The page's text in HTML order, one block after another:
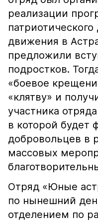
реализации
движения в
предложили
подростков.
«боевое
«клятву» и
участника
в которой будет
добровольцев в
массовых
Отряд «Юные
по нынешний
отделением по